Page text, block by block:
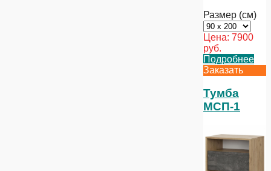
Размер (см)
Цена: 7900
руб.
Подробнее
Заказать
Тумба
МСП-1